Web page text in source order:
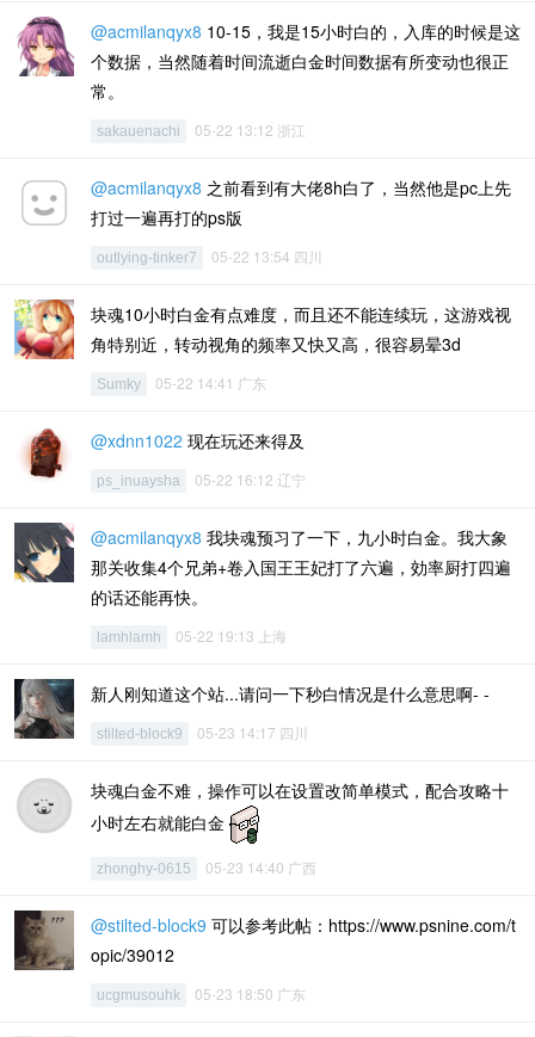
@acmilanqyx8 10-15，我是15小时白的，入库的时候是这
个数据，当然随着时间流逝白金时间数据有所变动也很正
常。
sakauenachi 05-22 13:12 浙江
@acmilanqyx8 之前看到有大佬8h白了，当然他是pc上先
打过一遍再打的ps版
outlying-tinker7 05-22 13:54 四川
块魂10小时白金有点难度，而且还不能连续玩，这游戏视
角特别近，转动视角的频率又快又高，很容易晕3d
Sumky 05-22 14:41 广东
@xdnn1022 现在玩还来得及
ps_inuaysha 05-22 16:12 辽宁
@acmilanqyx8 我块魂预习了一下，九小时白金。我大象
那关收集4个兄弟+卷入国王王妃打了六遍，効率厨打四遍
的话还能再快。
lamhlamh 05-22 19:13 上海
新人刚知道这个站...请问一下秒白情况是什么意思啊- -
stilted-block9 05-23 14:17 四川
块魂白金不难，操作可以在设置改简单模式，配合攻略十
小时左右就能白金
zhonghy-0615 05-23 14:40 广西
@stilted-block9 可以参考此帖：https://www.psnine.com/t
opic/39012
ucgmusouhk 05-23 18:50 广东